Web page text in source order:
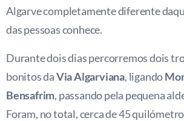
Algarve completamente diferente
das pessoas conhece.
Durante dois dias percorremos dois
bonitos daVia Algarviana, ligando
Bensafrim, passando pela pequena
Foram, no total, cerca de 45